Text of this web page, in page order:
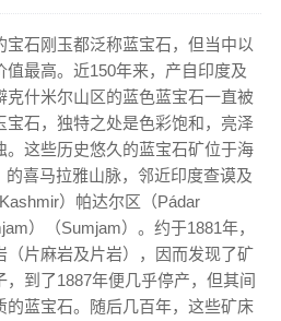
宝石刚玉都泛称蓝宝石，但当中以
最高。近150年来，产自印度及
克什米尔山区的蓝色蓝宝石一直被
宝石，独特之处是色彩饱和，亮泽
。这些历史悠久的蓝宝石矿位于海
的喜马拉雅山脉，邻近印度查谟及
）帕达尔区（Pádar
）（Sumjam）。约于1881年，
（片麻岩及片岩），因而发现了矿
到了1887年便几乎停产，但其间
的蓝宝石。随后几百年，这些矿床